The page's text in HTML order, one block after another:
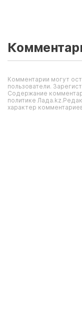
Комментарии могут
пользователи.
Содержание
политике
характер